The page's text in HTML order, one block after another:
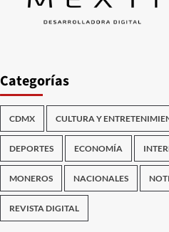
Categorías
CDMX CULTURA Y
DEPORTES ECONOMÍA
MONEROS NACIONALES
REVISTA DIGITAL